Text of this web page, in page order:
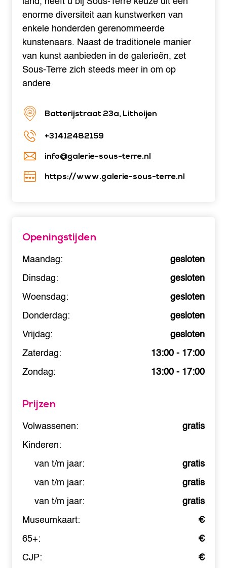
enorme diversiteit aan kunstwerken van
enkele honderden gerenommeerde
kunstenaars. Naast de traditionele manier
van kunst aanbieden in de galerieën, zet
Sous-Terre zich steeds meer in om op
andere
Batterijstraat 23a, Lithoijen
+31412482159
info@galerie-sous-terre.nl
https://www.galerie-sous-terre.nl
Openingstijden
Maandag:
gesloten
Dinsdag:
gesloten
Woensdag:
gesloten
Donderdag:
gesloten
Vrijdag:
gesloten
Zaterdag:
13:00 - 17:00
Zondag:
13:00 - 17:00
Prijzen
Volwassenen:
gratis
Kinderen:
van t/m jaar:
gratis
van t/m jaar:
gratis
van t/m jaar:
gratis
Museumkaart:
€
65+:
€
CJP:
€